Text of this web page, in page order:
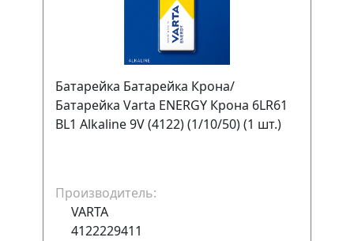
Батарейка Батарейка Крона/
Батарейка Varta ENERGY Крона 6LR61
BL1 Alkaline 9V (4122) (1/10/50) (1 шт.)
Производитель:
VARTA
4122229411